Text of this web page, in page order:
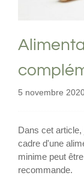
5 novembre
Dans cet
cadre d'une
minime peut
recommande.